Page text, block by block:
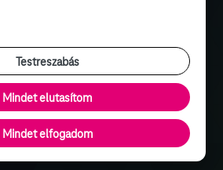
Testreszabás
Mindet elutasítom
Mindet elfogadom